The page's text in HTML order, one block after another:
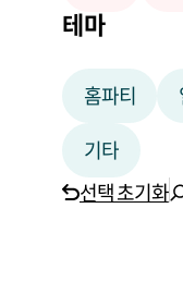
테마
홈파티
기타
선택 초기화